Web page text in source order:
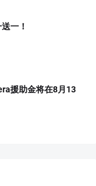
一！
援助金将在8月13